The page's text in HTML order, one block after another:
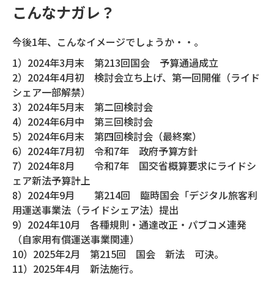
こんなナガレ？
今後1年、こんなイメージでしょうか・・。
1）2024年3月末 第213回国会 予算通過成立
2）2024年4月初 検討会立ち上げ、第一回開催（ライド
シェア一部解禁）
3）2024年5月末 第二回検討会
4）2024年6月中 第三回検討会
5）2024年6月末 第四回検討会（最終案）
6）2024年7月初 令和7年 政府予算方針
7）2024年8月 令和7年 国交省概算要求にライドシ
ェア新法予算計上
8）2024年9月 第214回 臨時国会「デジタル旅客利
用運送事業法（ライドシェア法）提出
9）2024年10月 各種規則・通達改正・パブコメ連発
（自家用有償運送事業関連）
10）2025年2月 第215回 国会 新法 可決。
11）2025年4月 新法施行。